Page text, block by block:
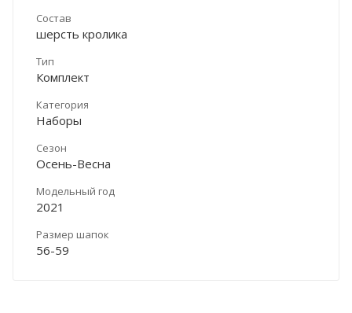
Состав
шерсть кролика
Тип
Комплект
Категория
Наборы
Сезон
Осень-Весна
Модельный год
2021
Размер шапок
56-59